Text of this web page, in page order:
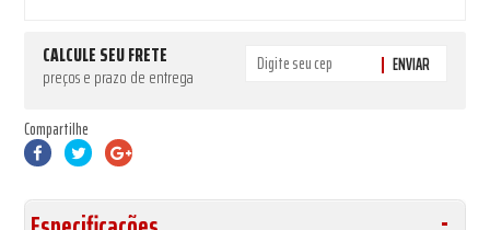
CALCULE SEU FRETE
preços e prazo de entrega ENVIAR
Compartilhe